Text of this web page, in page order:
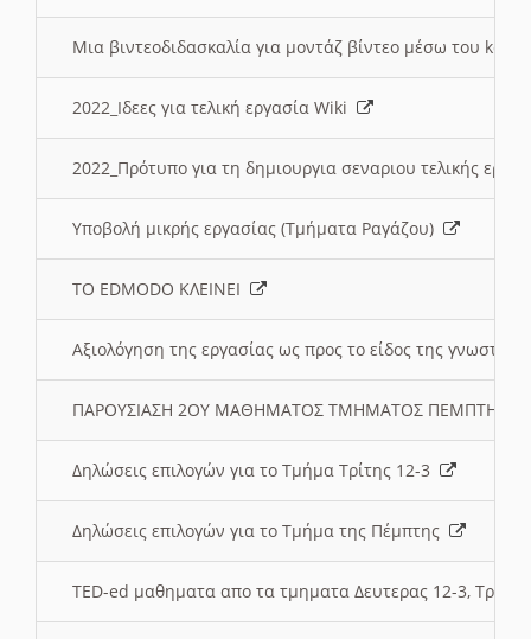
Μια βιντεοδιδασκαλία για μοντάζ βίντεο μέσω του
2022_Ιδεες για τελική εργασία Wiki
2022_Πρότυπο για τη δημιουργια σεναριου τελικής
Υποβολή μικρής εργασίας (Τμήματα Ραγάζου)
ΤΟ EDMODO ΚΛΕΙΝΕΙ
Αξιολόγηση της εργασίας ως προς το είδος της
ΠΑΡΟΥΣΙΑΣΗ 2ΟΥ ΜΑΘΗΜΑΤΟΣ ΤΜΗΜΑΤΟΣ
Δηλώσεις επιλογών για το Τμήμα Τρίτης 12-3
Δηλώσεις επιλογών για το Τμήμα της Πέμπτης
TED-ed μαθηματα απο τα τμηματα Δευτερας 12-3,